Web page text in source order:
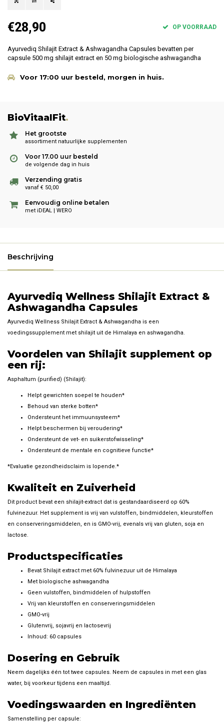
€28,90 OP VOORRAAD
Ayurvediq Shilajit Extract & Ashwagandha Capsules bevatten per
capsule 500 mg shilajit extract en 50 mg biologische ashwagandha
Voor 17:00 uur besteld, morgen in huis.
BioVitaalFit.
Het grootste
assortiment natuurlijke supplementen
Voor 17.00 uur besteld
de volgende dag in huis
Verzending gratis
vanaf € 50,00
Eenvoudig online betalen
met iDEAL | WERO
Beschrijving
Ayurvediq Wellness Shilajit Extract &
Ashwagandha Capsules
Ayurvediq Wellness Shilajit Extract & Ashwagandha is een
voedingssupplement met shilajit uit de Himalaya en ashwagandha.
Voordelen van Shilajit supplement op
een rij:
Asphaltum (purified) (Shilajit):
Helpt gewrichten soepel te houden*
Behoud van sterke botten*
Ondersteunt het immuunsysteem*
Helpt beschermen bij veroudering*
Ondersteunt de vet- en suikerstofwisseling*
Ondersteunt de mentale en cognitieve functie*
*Evaluatie gezondheidsclaim is lopende.*
Kwaliteit en Zuiverheid
Dit product bevat een shilajit-extract dat is gestandaardiseerd op 60%
fulvinezuur. Het supplement is vrij van vulstoffen, bindmiddelen, kleurstoffen
en conserveringsmiddelen, en is GMO-vrij, evenals vrij van gluten, soja en
lactose.
Productspecificaties
Bevat Shilajit extract met 60% fulvinezuur uit de Himalaya
Met biologische ashwagandha
Geen vulstoffen, bindmiddelen of hulpstoffen
Vrij van kleurstoffen en conserveringsmiddelen
GMO-vrij
Glutenvrij, sojavrij en lactosevrij
Inhoud: 60 capsules
Dosering en Gebruik
Neem dagelijks één tot twee capsules. Neem de capsules in met een glas
water, bij voorkeur tijdens een maaltijd.
Voedingswaarden en Ingrediënten
Samenstelling per capsule: